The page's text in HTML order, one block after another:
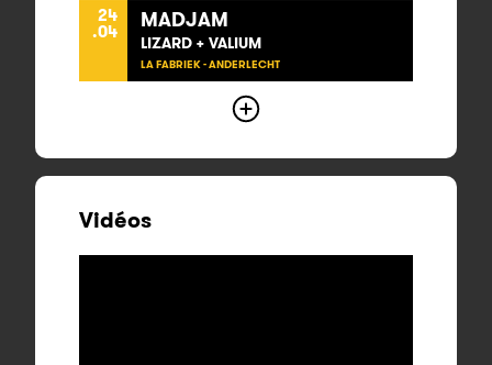
24
.04 MADJAM
LIZARD + VALIUM
LA FABRIEK - ANDERLECHT
Vidéos